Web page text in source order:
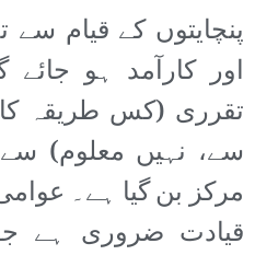
پنچایتوں کے قیام
تقرری (کس طریقہ
سے، نہیں معلوم)
مرکز بن گیا ہے۔
قیادت ضروری ہے